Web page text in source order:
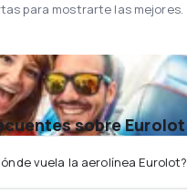
para mostrarte las mejores.
sobre Eurolot
vuela la aerolínea Eurolot?